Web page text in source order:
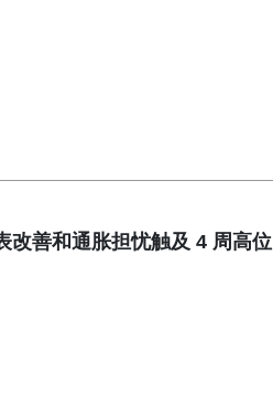
改善和通胀担忧触及 4 周高位